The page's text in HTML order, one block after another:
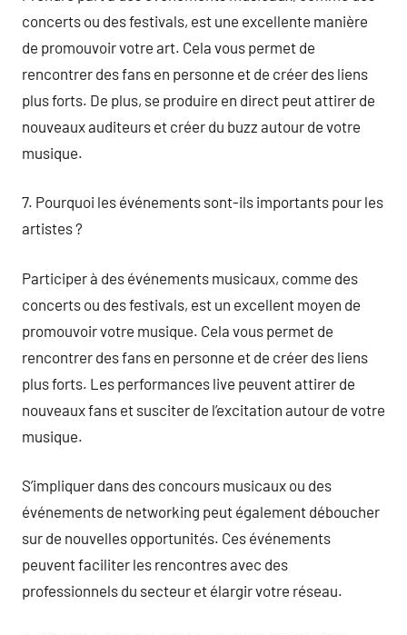
concerts ou des festivals, est une excellente manière
de promouvoir votre art. Cela vous permet de
rencontrer des fans en personne et de créer des liens
plus forts. De plus, se produire en direct peut attirer de
nouveaux auditeurs et créer du buzz autour de votre
musique.
7. Pourquoi les événements sont-ils importants pour les
artistes ?
Participer à des événements musicaux, comme des
concerts ou des festivals, est un excellent moyen de
promouvoir votre musique. Cela vous permet de
rencontrer des fans en personne et de créer des liens
plus forts. Les performances live peuvent attirer de
nouveaux fans et susciter de l’excitation autour de votre
musique.
S’impliquer dans des concours musicaux ou des
événements de networking peut également déboucher
sur de nouvelles opportunités. Ces événements
peuvent faciliter les rencontres avec des
professionnels du secteur et élargir votre réseau.